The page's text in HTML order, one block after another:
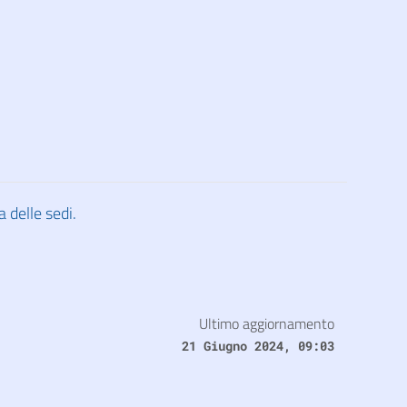
delle sedi.
Ultimo aggiornamento
21 Giugno 2024, 09:03